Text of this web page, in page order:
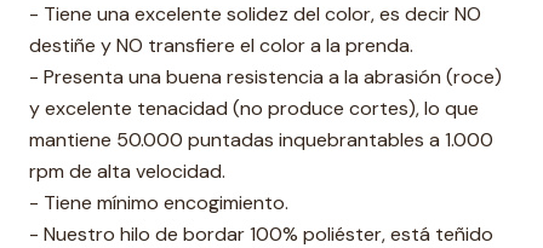
- Tiene una excelente solidez del color, es decir NO
destiñe y NO transfiere el color a la prenda.
- Presenta una buena resistencia a la abrasión (roce)
y excelente tenacidad (no produce cortes), lo que
mantiene 50.000 puntadas inquebrantables a 1.000
rpm de alta velocidad.
- Tiene mínimo encogimiento.
- Nuestro hilo de bordar 100% poliéster, está teñido